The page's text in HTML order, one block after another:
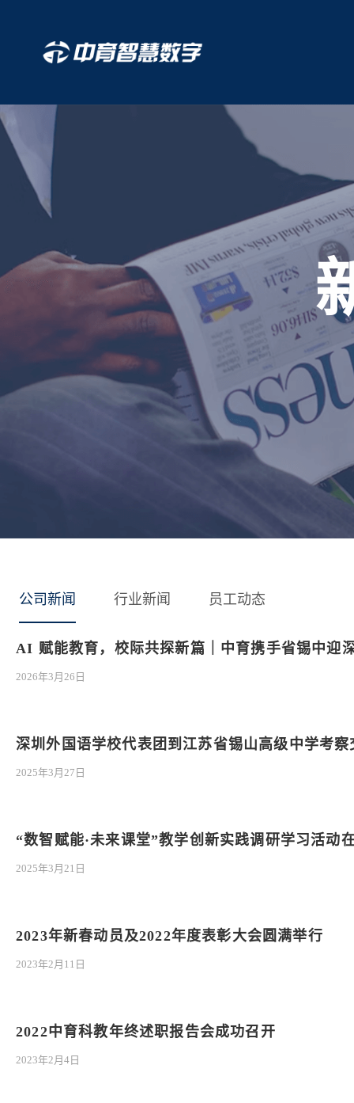
文
公司新闻 行业新闻 员工动态
AI 赋能教育，校际共探新篇｜中育携手省锡中迎
2026年3月26日
深圳外国语学校代表团到江苏省锡山高级中学考
2025年3月27日
“数智赋能·未来课堂”教学创新实践调研学习活动
2025年3月21日
2023年新春动员及2022年度表彰大会圆满举行
2023年2月11日
2022中育科教年终述职报告会成功召开
2023年2月4日